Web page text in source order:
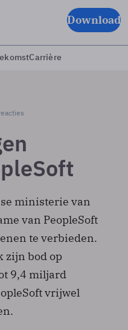
Download
Carrière
ministerie van
van PeopleSoft
te verbieden.
zijn bod op
9,4 miljard
vrijwel